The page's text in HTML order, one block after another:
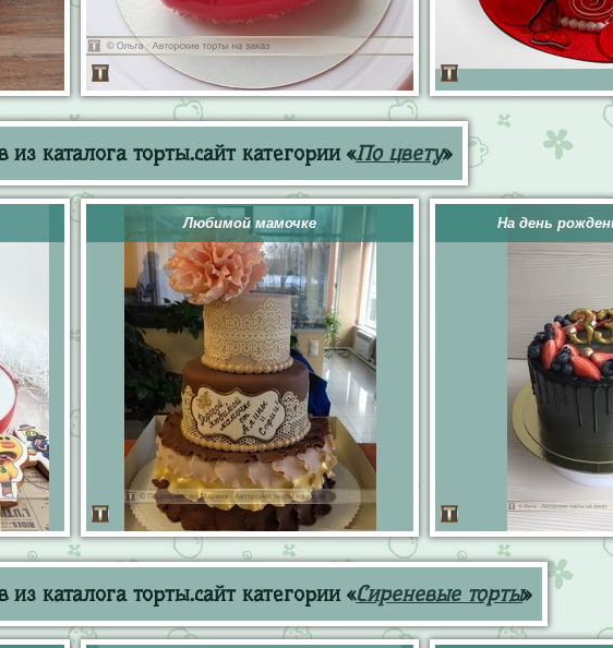
каталога торты.сайт категории «По цвету»
Любимой мамочке На день
каталога торты.сайт категории «Сиреневые торты»